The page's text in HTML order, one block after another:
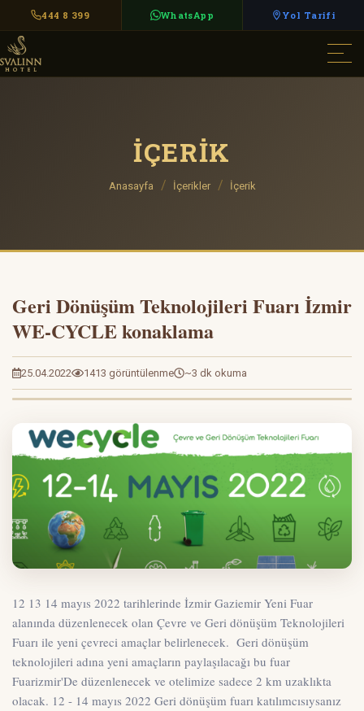
444 8 399 WhatsApp Yol Tarifi
İÇERIK
Anasayfa İçerikler İçerik
Geri Dönüşüm Teknolojileri Fuarı İzmir
WE-CYCLE konaklama
25.04.2022 1413 görüntülenme ~3 dk okuma
12 13 14 mayıs 2022 tarihlerinde İzmir Gaziemir Yeni Fuar
alanında düzenlenecek olan Çevre ve Geri dönüşüm Teknolojileri
Fuarı ile yeni çevreci amaçlar belirlenecek. Geri dönüşüm
teknolojileri adına yeni amaçların paylaşılacağı bu fuar
Fuarizmir'De düzenlenecek ve otelimize sadece 2 km uzaklıkta
olacak. 12 - 14 mayıs 2022 Geri dönüşüm fuarı katılımcısıysanız